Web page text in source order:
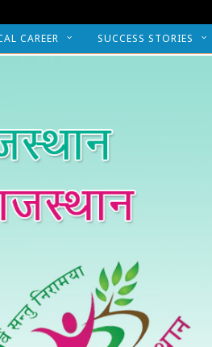
CAREER SUCCESS STORIES